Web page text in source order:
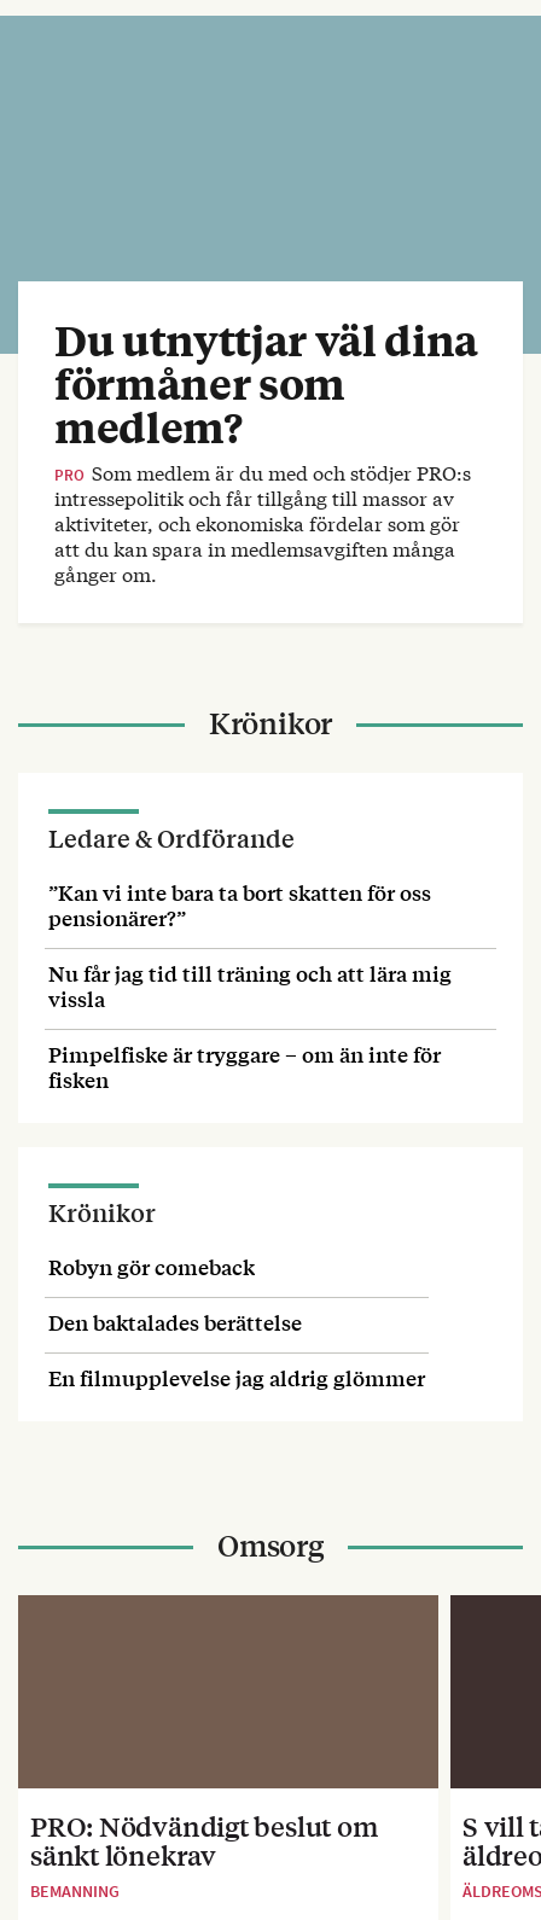
Du utnyttjar väl dina
förmåner som
medlem?
PRO Som medlem är du med och stödjer PRO:s
intressepolitik och får tillgång till massor av
aktiviteter, och ekonomiska fördelar som gör
att du kan spara in medlemsavgiften många
gånger om.
Krönikor
Ledare & Ordförande
”Kan vi inte bara ta bort skatten för oss
pensionärer?”
Nu får jag tid till träning och att lära mig
vissla
Pimpelfiske är tryggare – om än inte för
fisken
Krönikor
Robyn gör comeback
Den baktalades berättelse
En filmupplevelse jag aldrig glömmer
Omsorg
PRO: Nödvändigt beslut om
sänkt lönekrav
BEMANNING
S vill